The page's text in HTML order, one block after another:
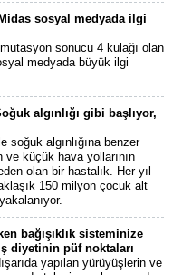
sosyal medyada ilgi
sonucu 4 kulağı olan
medyada büyük ilgi
algınlığı gibi başlıyor,
soğuk algınlığına benzer
ve küçük hava yollarının
olan bir hastalık. Her yıl
150 milyon çocuk alt
bağışıklık sisteminize
diyetinin püf noktaları
yapılan yürüyüşlerin ve